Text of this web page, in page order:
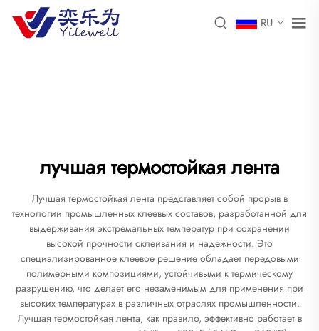
RU
лучшая термостойкая лента
Лучшая термостойкая лента представляет собой прорыв в
технологии промышленных клеевых составов, разработанной для
выдерживания экстремальных температур при сохранении
высокой прочности склеивания и надежности. Это
специализированное клеевое решение обладает передовыми
полимерными композициями, устойчивыми к термическому
разрушению, что делает его незаменимым для применения при
высоких температурах в различных отраслях промышленности.
Лучшая термостойкая лента, как правило, эффективно работает в